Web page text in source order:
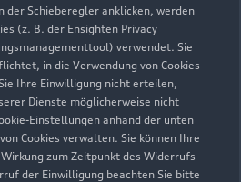
der Schieberegler anklicken, werden
(z. B. der Ensighten Privacy
verwendet. Sie
in die Verwendung von Cookies
Ihre Einwilligung nicht erteilen,
Dienste möglicherweise nicht
Einstellungen anhand der unten
Cookies verwalten. Sie können Ihre
zum Zeitpunkt des Widerrufs
der Einwilligung beachten Sie bitte
Zurück nach oben